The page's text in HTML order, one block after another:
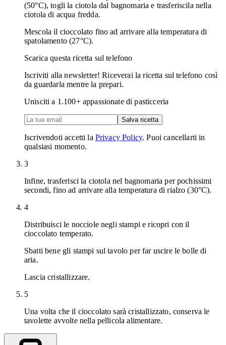
(50°C), togli la ciotola dal bagnomaria e trasferiscila nella
ciotola di acqua fredda.
Mescola il cioccolato fino ad arrivare alla temperatura di
spatolamento (27°C).
Scarica questa ricetta sul telefono
Iscriviti alla newsletter! Riceverai la ricetta sul telefono così
da guardarla mentre la prepari.
Unisciti a 1.100+ appassionate di pasticceria
Salva ricetta
Iscrivendoti accetti la Privacy Policy. Puoi cancellarti in
qualsiasi momento.
3
Infine, trasferisci la ciotola nel bagnomaria per pochissimi
secondi, fino ad arrivare alla temperatura di rialzo (30°C).
4
Distribuisci le nocciole negli stampi e ricopri con il
cioccolato temperato.
Sbatti bene gli stampi sul tavolo per far uscire le bolle di
aria.
Lascia cristallizzare.
5
Una volta che il cioccolato sarà cristallizzato, conserva le
tavolette avvolte nella pellicola alimentare.